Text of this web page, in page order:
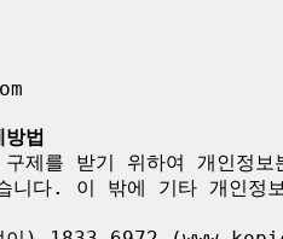
법
제를 받기 위하여 개인정보
니다. 이 밖에 기타 개인정